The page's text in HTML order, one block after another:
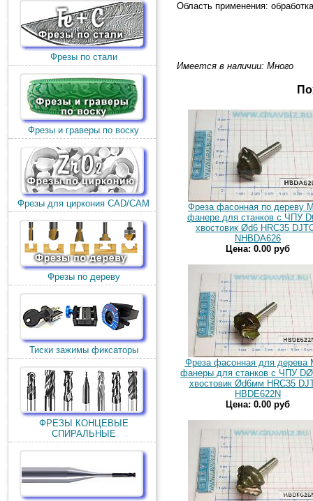
Фрезы по стали
Фрезы и граверы по воску
Фрезы для циркония CAD/CAM
Фрезы по дереву
Тиски зажимы фиксаторы
ФРЕЗЫ КОНЦЕВЫЕ
СПИРАЛЬНЫЕ
Область применения:
Имеется в наличии: Много
Фреза фасонная по дереву
фанере для станков с ЧПУ
хвостовик Ød6 HRC35
NHBDA626
Цена: 0.00 руб
Фреза фасонная для
фанеры для станков с ЧПУ
хвостовик Ød6мм HRC35
HBDE622N
Цена: 0.00 руб